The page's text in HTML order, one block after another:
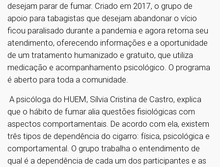
desejam parar de fumar. Criado em 2017, o grupo de
apoio para tabagistas que desejam abandonar o vício
ficou paralisado durante a pandemia e agora retorna seu
atendimento, oferecendo informações e a oportunidade
de um tratamento humanizado e gratuito, que utiliza
medicação e acompanhamento psicológico. O programa
é aberto para toda a comunidade.
A psicóloga do HUEM, Sílvia Cristina de Castro, explica
que o hábito de fumar alia questões fisiológicas com
aspectos comportamentais. De acordo com ela, existem
três tipos de dependência do cigarro: física, psicológica e
comportamental. O grupo trabalha o entendimento de
qual é a dependência de cada um dos participantes e as